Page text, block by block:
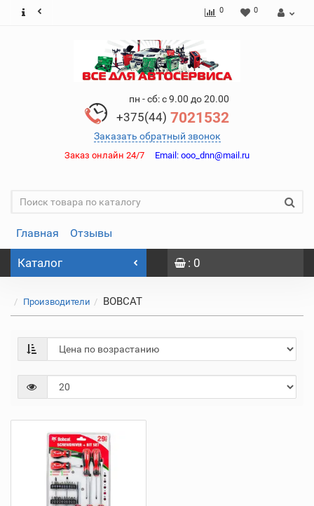
0 0
пн - сб: с 9.00 до 20.00
+375(44) 7021532
Заказать обратный звонок
Заказ онлайн 24/7 Email: ooo_dnn@mail.ru
Главная Отзывы
Каталог : 0
Производители BOBCAT